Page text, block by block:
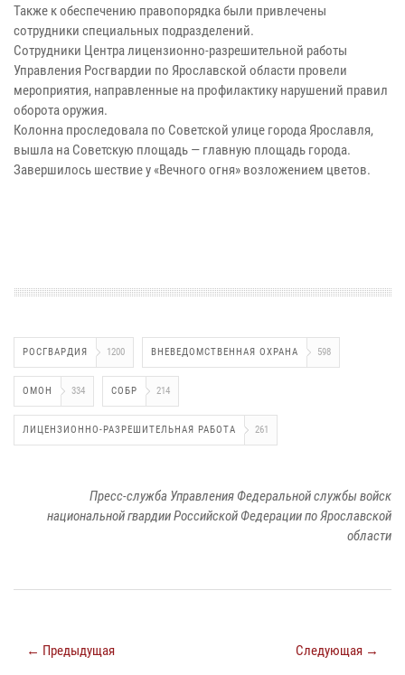
Также к обеспечению правопорядка были привлечены
сотрудники специальных подразделений.
Сотрудники Центра лицензионно-разрешительной работы
Управления Росгвардии по Ярославской области провели
мероприятия, направленные на профилактику нарушений правил
оборота оружия.
Колонна проследовала по Советской улице города Ярославля,
вышла на Советскую площадь — главную площадь города.
Завершилось шествие у «Вечного огня» возложением цветов.
РОСГВАРДИЯ 1200 ВНЕВЕДОМСТВЕННАЯ ОХРАНА 598
ОМОН 334 СОБР 214
ЛИЦЕНЗИОННО-РАЗРЕШИТЕЛЬНАЯ РАБОТА 261
Пресс-служба Управления Федеральной службы войск
национальной гвардии Российской Федерации по Ярославской
области
← Предыдущая Следующая →